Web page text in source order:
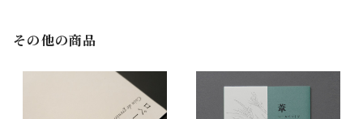
その他の商品